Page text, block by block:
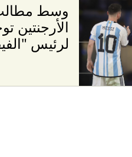
وسط مطالب
الأرجنتين
لرئيس